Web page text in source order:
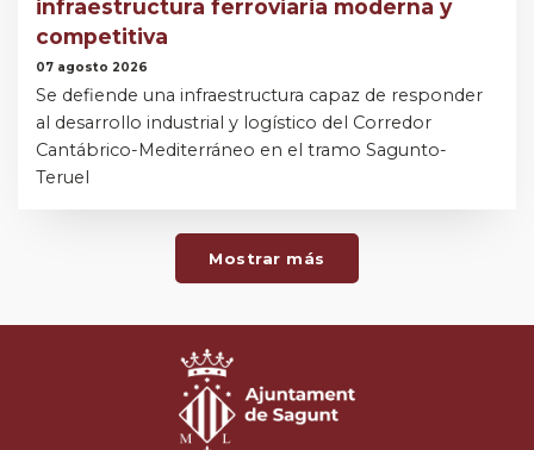
infraestructura ferroviaria moderna y
competitiva
07 agosto 2026
Se defiende una infraestructura capaz de responder
al desarrollo industrial y logístico del Corredor
Cantábrico-Mediterráneo en el tramo Sagunto-
Teruel
Mostrar más